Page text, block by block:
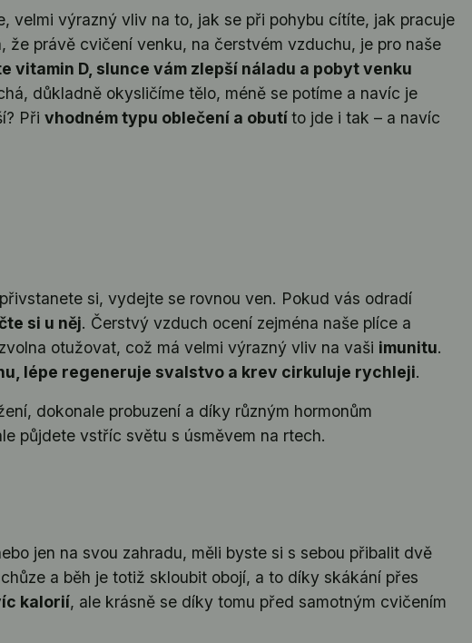
výrazný vliv na to, jak se při pohybu cítíte, jak pracuje
právě cvičení venku, na čerstvém vzduchu, je pro naše
vitamin D, slunce vám zlepší náladu a pobyt venku
důkladně okysličíme tělo, méně se potíme a navíc je
Při vhodném typu oblečení a obutíto jde i tak – a navíc
si, vydejte se rovnou ven. Pokud vás odradí
si u něj. Čerstvý vzduch ocení zejména naše plíce a
otužovat, což má velmi výrazný vliv na vaši imunitu.
lépe regeneruje svalstvo a krev cirkuluje rychleji.
dokonale probuzení a díky různým hormonům
půjdete vstříc světu s úsměvem na rtech.
jen na svou zahradu, měli byste si s sebou přibalit dvě
a běh je totiž skloubit obojí, a to díky skákání přes
kalorií, ale krásně se díky tomu před samotným cvičením